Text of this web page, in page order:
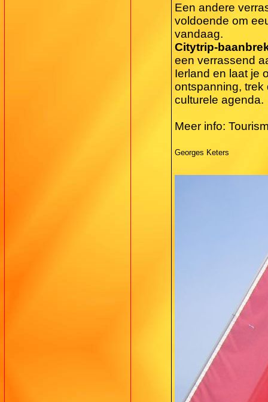
Een andere
voldoende om
vandaag.
Citytrip-
een verrassend
Ierland en laat je
ontspanning,
culturele agenda.
Meer info:
Georges Keters